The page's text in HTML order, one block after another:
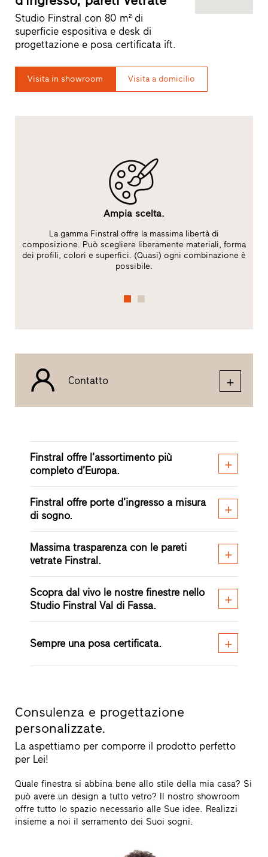
Studio Finstral con 80 m² di
superficie espositiva e desk di
progettazione e posa certificata ift.
Visita in showroom Visita a domicilio
Ampia scelta.
La gamma Finstral offre la massima libertà di
composizione. Può scegliere liberamente materiali, forma
dei profili, colori e superfici. (Quasi) ogni combinazione è
possibile.
Contatto
Finstral offre l’assortimento più
completo d’Europa.
Finstral offre porte d’ingresso a misura
di sogno.
Massima trasparenza con le pareti
vetrate Finstral.
Scopra dal vivo le nostre finestre nello
Studio Finstral Val di Fassa.
Sempre una posa certificata.
Consulenza e progettazione
personalizzate.
La aspettiamo per comporre il prodotto perfetto
per Lei!
Quale finestra si abbina bene allo stile della mia casa? Si
può avere un design a tutto vetro? Il nostro showroom
offre tutto lo spazio necessario alle Sue idee. Realizzi
insieme a noi il serramento dei Suoi sogni.